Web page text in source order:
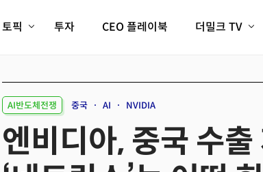
토픽
피지컬AI/로봇
AX비즈니스혁명 미래 교육/직업
투자 CEO 플레이북 더밀크 TV
크리스의 뉴욕 시그
더밀크 아카데미
AI반도체전쟁 중국 AI NVIDIA
엔비디아, 중국 수